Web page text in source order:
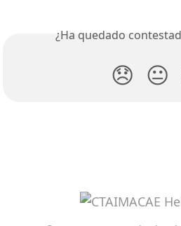
¿Ha quedado
😞 😐